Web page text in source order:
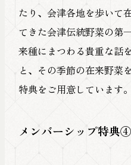
たり、会津各地を歩いて
てきた会津伝統野菜の第
来種にまつわる貴重な話
と、その季節の在来野菜
特典をご用意しています。
メンバーシップ特典④